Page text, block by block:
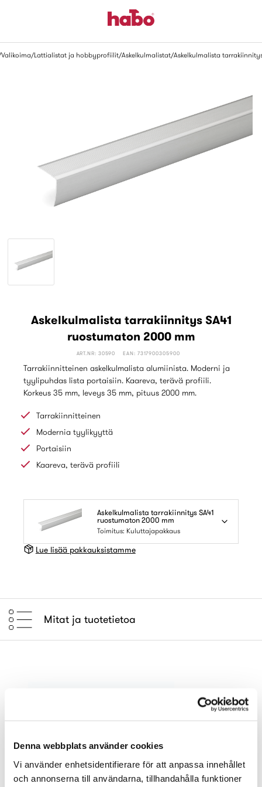
Denna webbplats använder cookies
Vi använder enhetsidentifierare för att anpassa innehållet
och annonserna till användarna, tillhandahålla funktioner
Valikoima Lattialistat ja hobbyprofiilit Askelkulmalistat Askelkulmalista
Askelkulmalista tarrakiinnitys SA41
ruostumaton 2000 mm
ART.NR: 30590 EAN: 7317900305900
Tarrakiinnitteinen askelkulmalista alumiinista. Moderni ja
tyylipuhdas lista portaisiin. Kaareva, terävä profiili.
Korkeus 35 mm, leveys 35 mm, pituus 2000 mm.
Tarrakiinnitteinen
Modernia tyylikyyttä
Portaisiin
Kaareva, terävä profiili
Askelkulmalista tarrakiinnitys SA41
ruostumaton 2000 mm
Toimitus: Kuluttajapakkaus
Lue lisää pakkauksistamme
Mitat ja tuotetietoa